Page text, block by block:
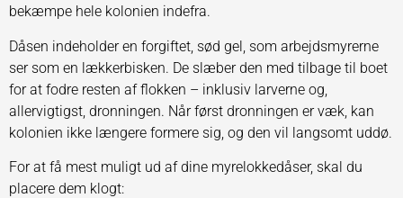
bekæmpe hele kolonien indefra.
Dåsen indeholder en forgiftet, sød gel, som arbejdsmyrerne
ser som en lækkerbisken. De slæber den med tilbage til boet
for at fodre resten af flokken – inklusiv larverne og,
allervigtigst, dronningen. Når først dronningen er væk, kan
kolonien ikke længere formere sig, og den vil langsomt uddø.
For at få mest muligt ud af dine myrelokkedåser, skal du
placere dem klogt: